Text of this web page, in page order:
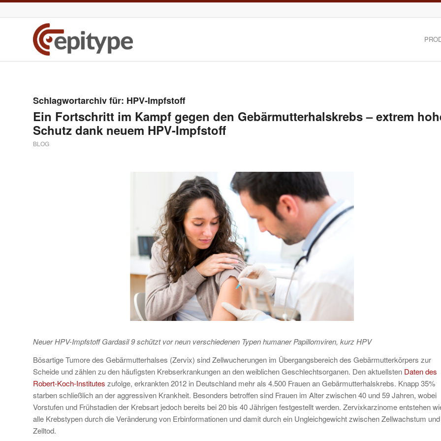
Schlagwortarchiv für: HPV-Impfstoff
Ein Fortschritt im Kampf gegen den Gebärmutterhalskrebs – extrem
Schutz dank neuem HPV-Impfstoff
BLOG
Neuer HPV-Impfstoff Gardasil 9 schützt vor neun verschiedenen Typen humaner Papillomviren, kurz HPV
Bösartige Tumore des Gebärmutterhalses (Zervix) sind Zellwucherungen im Übergangsbereich des Gebärmutterkörpers zur
Scheide und zählen zu den häufigsten Krebserkrankungen an den weiblichen Geschlechtsorganen. Den aktuellsten Daten des
Robert-Koch-Institutes zufolge, erkrankten 2012 in Deutschland mehr als 4.500 Frauen an Gebärmutterhalskrebs. Knapp 35%
starben schließlich an der aggressiven Krankheit. Besonders betroffen sind Frauen im Alter zwischen 40 und 59 Jahren, wobei
Vorstufen und Frühstadien der Krebsart jedoch bereits bei 20 bis 40 Jährigen festgestellt werden. Zervixkarzinome entstehen
alle Krebstypen durch die Veränderung von Erbinformationen und damit durch ein Ungleichgewicht zwischen Zellwachstum und
Zelltod.